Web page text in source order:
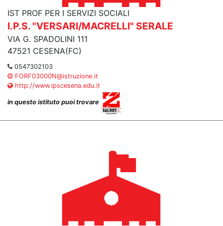
IST PROF PER I SERVIZI SOCIALI
I.P.S. "VERSARI/MACRELLI" SERALE
VIA G. SPADOLINI 111
47521 CESENA(FC)
0547302103
FORF03000N@istruzione.it
http://www.ipscesena.edu.it
in questo istituto puoi trovare